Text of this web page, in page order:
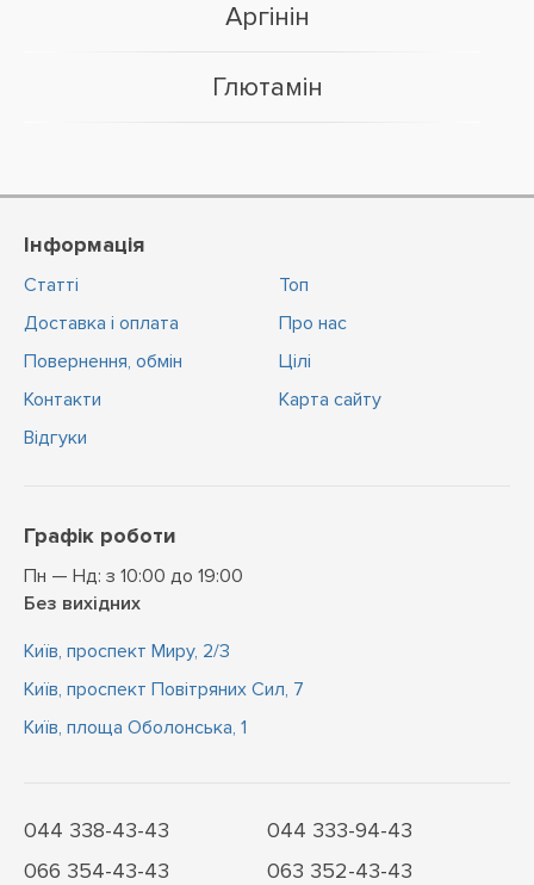
Аргінін
Глютамін
Інформація
Статті
Доставка і оплата
Повернення, обмін
Контакти
Відгуки
Топ
Про нас
Цiлi
Карта сайту
Графік роботи
Пн — Нд: з 10:00 до 19:00
Без вихідних
Київ, проспект Миру, 2/3
Київ, проспект Повітряних Сил, 7
Київ, площа Оболонська, 1
044 338-43-43
044 333-94-43
066 354-43-43
063 352-43-43